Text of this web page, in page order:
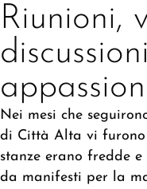
Riunioni,
discussioni
Nei mesi che
di Città Alta vi furono
stanze erano fredde
da manifesti per la